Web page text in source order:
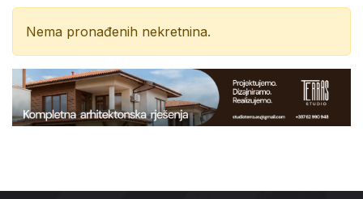
Nema pronađenih nekretnina.